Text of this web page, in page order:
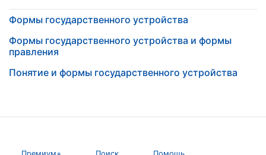
Формы государственного устройства
Формы государственного устройства и формы
правления
Понятие и формы государственного устройства